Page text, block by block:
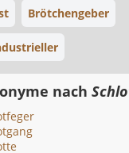
Brötchengeber
nach